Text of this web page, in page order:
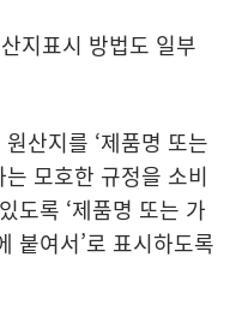
지표시 방법도 일부
산지를 ‘제품명 또는
모호한 규정을 소비
도록 ‘제품명 또는 가
붙여서’로 표시하도록